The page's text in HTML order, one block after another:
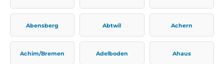
Abensberg Abtwil Achern
Achim/Bremen Adelboden Ahaus